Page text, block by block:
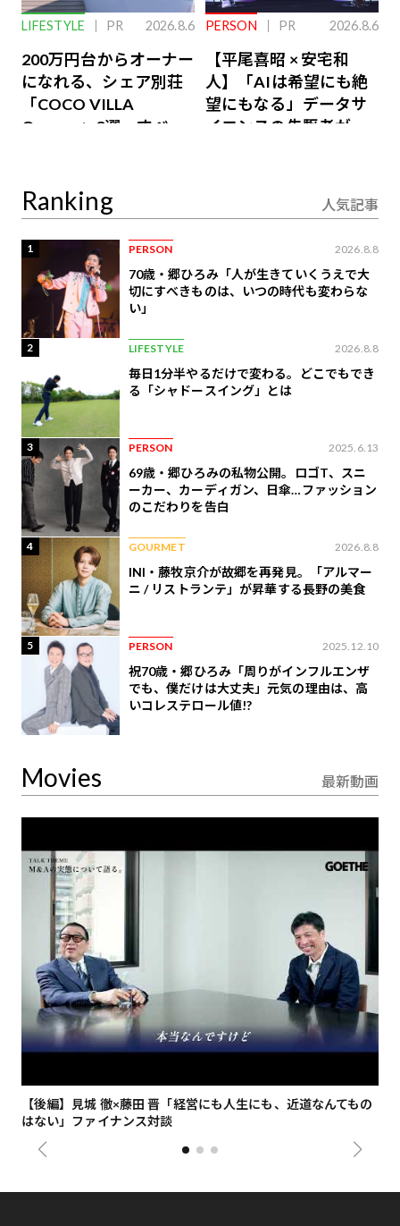
LIFESTYLE PR 2026.8.6
200万円台からオーナー
になれる、シェア別荘
「COCO VILLA
Owners」3選。すべて
PERSON PR 2026.8.6
【平尾喜昭 × 安宅和
人】「AIは希望にも絶
望にもなる」データサ
イエンスの先駆者が語
Ranking 人気記事
1 PERSON 2026.8.8
70歳・郷ひろみ「人が生きていくうえで大
切にすべきものは、いつの時代も変わらな
い」
2 LIFESTYLE 2026.8.8
毎日1分半やるだけで変わる。どこでもでき
る「シャドースイング」とは
3 PERSON 2025.6.13
69歳・郷ひろみの私物公開。ロゴT、スニ
ーカー、カーディガン、日傘…ファッション
のこだわりを告白
4 GOURMET 2026.8.8
INI・藤牧京介が故郷を再発見。「アルマー
ニ / リストランテ」が昇華する長野の美食
5 PERSON 2025.12.10
祝70歳・郷ひろみ「周りがインフルエンザ
でも、僕だけは大丈夫」元気の理由は、高
いコレステロール値!?
Movies 最新動画
【後編】見城 徹×藤田 晋「経営にも人生にも、近道なんてもの
はない」ファイナンス対談